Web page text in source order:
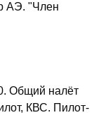
АЭ. "Член
Общий налёт
КВС. Пилот-